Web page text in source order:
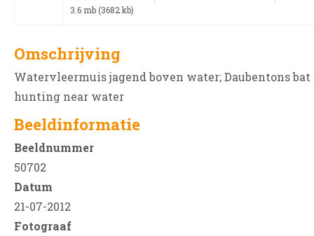
3.6 mb (3682 kb)
Omschrijving
Watervleermuis jagend boven water; Daubentons bat
hunting near water
Beeldinformatie
Beeldnummer
50702
Datum
21-07-2012
Fotograaf